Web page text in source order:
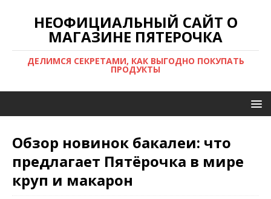
НЕОФИЦИАЛЬНЫЙ САЙТ О
МАГАЗИНЕ ПЯТЕРОЧКА
ДЕЛИМСЯ СЕКРЕТАМИ, КАК ВЫГОДНО ПОКУПАТЬ
ПРОДУКТЫ
Обзор новинок бакалеи: что
предлагает Пятёрочка в мире
круп и макарон